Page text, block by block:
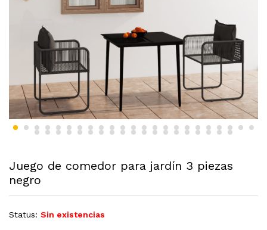
Juego de comedor para jardín 3 piezas
negro
Status: Sin existencias